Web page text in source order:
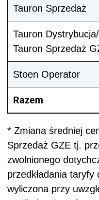
Tauron Sprzedaż
Tauron Dystrybucja/
Tauron Sprzedaż
Stoen Operator
Razem
* Zmiana średniej
Sprzedaż GZE tj.
zwolnionego
przedkładania taryfy
wyliczona przy